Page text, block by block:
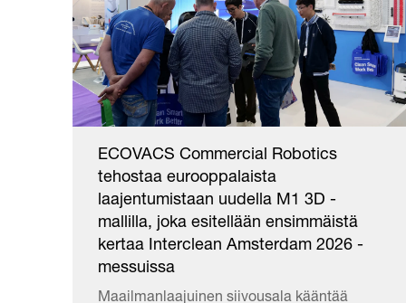
ECOVACS Commercial Robotics
tehostaa eurooppalaista
laajentumistaan uudella M1 3D -
mallilla, joka esitellään ensimmäistä
kertaa Interclean Amsterdam 2026 -
messuissa
Maailmanlaajuinen siivousala kääntää